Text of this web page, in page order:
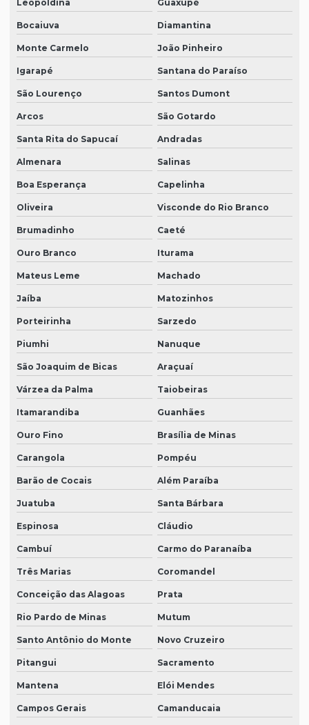
Leopoldina Guaxupé
Bocaiuva Diamantina
Monte Carmelo João Pinheiro
Igarapé Santana do Paraíso
São Lourenço Santos Dumont
Arcos São Gotardo
Santa Rita do Sapucaí Andradas
Almenara Salinas
Boa Esperança Capelinha
Oliveira Visconde do Rio Branco
Brumadinho Caeté
Ouro Branco Iturama
Mateus Leme Machado
Jaíba Matozinhos
Porteirinha Sarzedo
Piumhi Nanuque
São Joaquim de Bicas Araçuaí
Várzea da Palma Taiobeiras
Itamarandiba Guanhães
Ouro Fino Brasília de Minas
Carangola Pompéu
Barão de Cocais Além Paraíba
Juatuba Santa Bárbara
Espinosa Cláudio
Cambuí Carmo do Paranaíba
Três Marias Coromandel
Conceição das Alagoas Prata
Rio Pardo de Minas Mutum
Santo Antônio do Monte Novo Cruzeiro
Pitangui Sacramento
Mantena Elói Mendes
Campos Gerais Camanducaia